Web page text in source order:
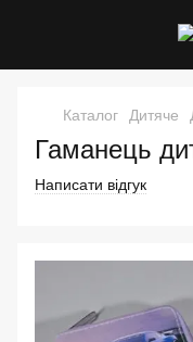
Каталог Дитяче
Гаманець
Написати відгук